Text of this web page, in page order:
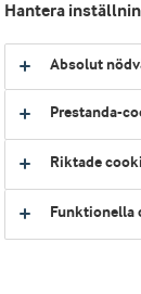
ägg
Hantera
Absolut
Prestanda-
Riktade
Funktionella